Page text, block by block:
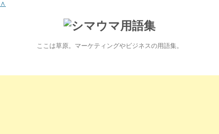
∧
ここは草原。マーケティングやビジネスの用語集。